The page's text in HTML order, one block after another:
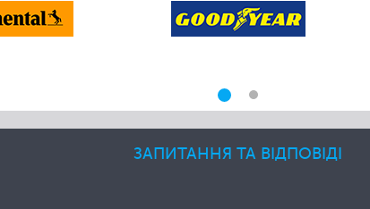
ЗАПИТАННЯ ТА ВІДПОВІДІ